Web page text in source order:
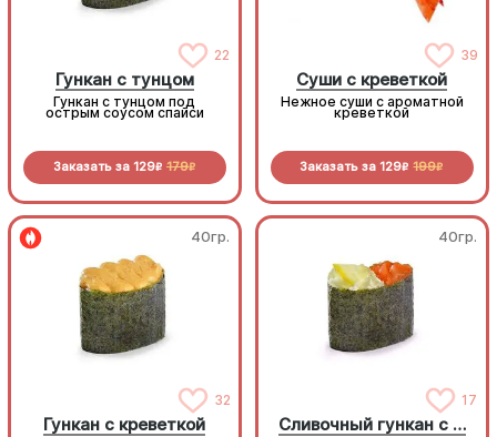
22
Гункан с тунцом
Гункан с тунцом под
острым соусом спайси
Заказать за 129R 179R
39
Суши с креветкой
Нежное суши с ароматной
креветкой
Заказать за 129R 199R
40гр.
32
Гункан с креветкой
40гр.
17
Сливочный гункан с копченым лососем